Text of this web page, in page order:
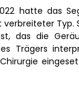
hatte das
Typ.
das die
Trägers